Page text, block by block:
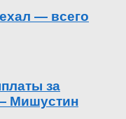
— всего
за
Мишустин